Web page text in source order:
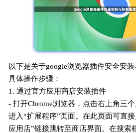
以下是关于google浏览器插件安全安
具体操作步骤：
1. 通过官方应用商店安装插件
- 打开Chrome浏览器，点击右上角三
进入“扩展程序”页面。在此页面可直
应用店”链接跳转至商店界面。在搜索